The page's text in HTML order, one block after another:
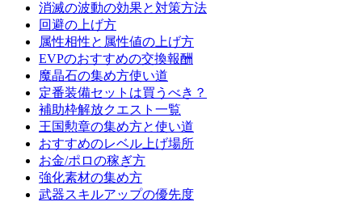
消滅の波動の効果と対策方法
回避の上げ方
属性相性と属性値の上げ方
EVPのおすすめの交換報酬
魔晶石の集め方使い道
定番装備セットは買うべき？
補助枠解放クエスト一覧
王国勲章の集め方と使い道
おすすめのレベル上げ場所
お金/ポロの稼ぎ方
強化素材の集め方
武器スキルアップの優先度